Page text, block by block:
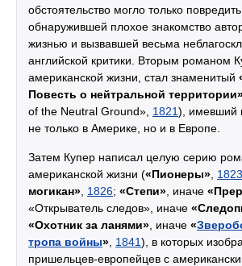
обстоятельство могло только повредить
обнаружившей плохое знакомство
жизнью и вызвавшей весьма
английской критики. Вторым романом
американской жизни, стал знаменитый
Повесть о нейтральной
of the Neutral Ground», 1821), имевший
не только в Америке, но и в Европе.
Затем Купер написал целую серию
американской жизни («Пионеры» 1823
могикан» 1826; «Степи» , иначе
«Открыватель следов», иначе
«Охотник за ланями» , иначе «
тропа войны» 1841), в которых
пришельцев-европейцев с